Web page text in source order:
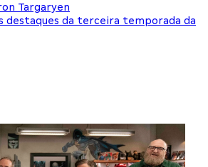
Targaryen
destaques da terceira temporada da